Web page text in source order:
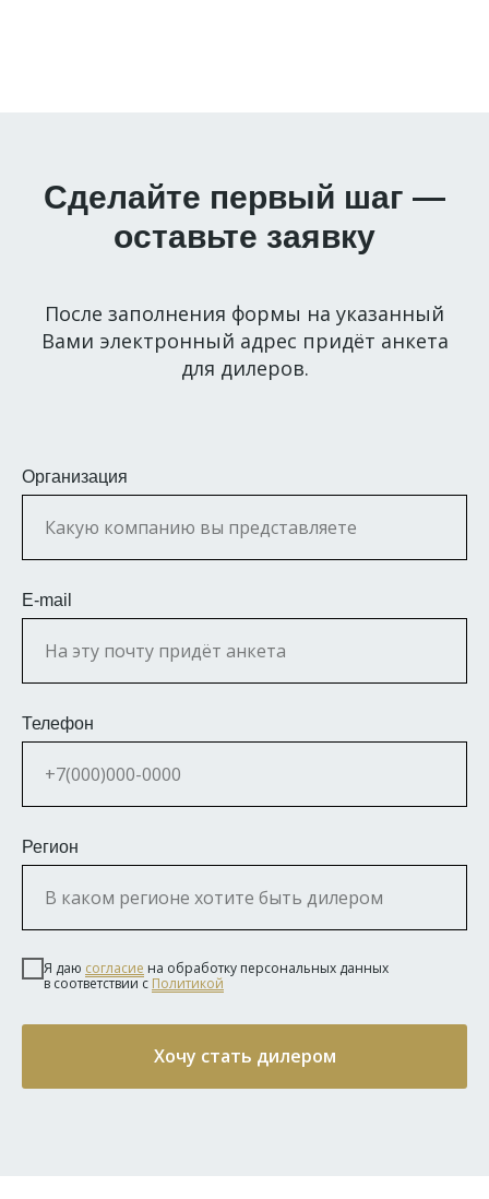
Сделайте первый шаг —
оставьте заявку
После заполнения формы на указанный
Вами электронный адрес придёт анкета
для дилеров.
Организация
E-mail
Телефон
Регион
Я даю согласие на обработку персональных данных
в соответствии с Политикой
Хочу стать дилером